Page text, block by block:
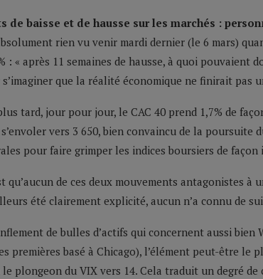
de baisse et de hausse sur les marchés :
rien vu venir mardi dernier (le 6 mars)
: « après 11 semaines de hausse, à quoi pouvaient
que la réalité économique ne finirait pas
tard, jour pour jour, le CAC 40 prend 1,7% de
vers 3 650, bien convaincu de la poursuite
pour faire grimper les indices boursiers de
qu’aucun de ces deux mouvements antagonistes à
été clairement explicité, aucun n’a connu de
de bulles d’actifs qui concernent aussi bien
premières basé à Chicago), l’élément peut-être le
plongeon du VIX vers 14. Cela traduit un degré de